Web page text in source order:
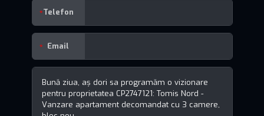
Telefon
Email